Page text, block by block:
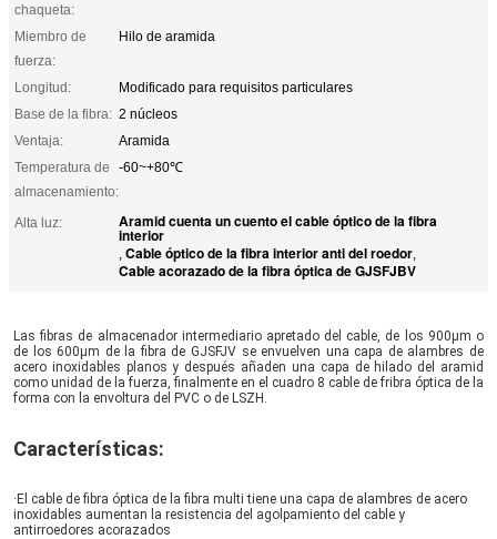
chaqueta:
Miembro de
fuerza:
Hilo de aramida
Longitud:
Modificado para requisitos particulares
Base de la fibra: 2 núcleos
Ventaja:
Aramida
Temperatura de
almacenamiento:
-60~+80℃
Alta luz: Aramid cuenta un cuento el cable óptico de la fibra
interior
, Cable óptico de la fibra interior anti del roedor,
Cable acorazado de la fibra óptica de GJSFJBV
Las fibras de almacenador intermediario apretado del cable, de los 900μm o
de los 600μm de la fibra de GJSFJV se envuelven una capa de alambres de
acero inoxidables planos y después añaden una capa de hilado del aramid
como unidad de la fuerza, finalmente en el cuadro 8 cable de fribra óptica de la
forma con la envoltura del PVC o de LSZH.
Características:
·El cable de fibra óptica de la fibra multi tiene una capa de alambres de acero
inoxidables aumentan la resistencia del agolpamiento del cable y
antirroedores acorazados